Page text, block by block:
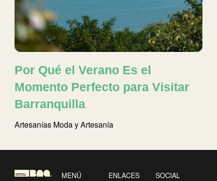
Por Qué el Verano Es el
Momento Perfecto para Visitar
Barranquilla
Artesanías Moda y Artesanía
MENÚ
ENLACES
SOCIAL